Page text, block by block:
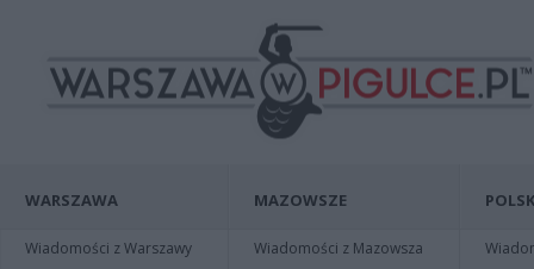
WARSZAWA
Wiadomości z Warszawy
MAZOWSZE
Wiadomości z Mazowsza